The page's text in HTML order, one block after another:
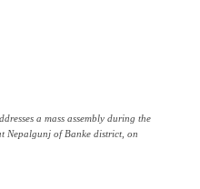
a mass assembly during the
Nepalgunj of Banke district, on